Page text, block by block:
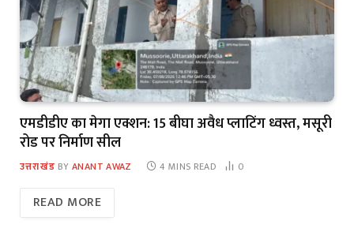
एमडीडीए का मेगा एक्शन: 15 बीघा अवैध प्लाटिंग ध्वस्त, मसूरी
रोड पर निर्माण सील
उत्तराखंड BY ANANT AWAZ 4 MINS READ 0
READ MORE